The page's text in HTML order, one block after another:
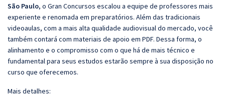
São Paulo, o Gran Concursos escalou a equipe de professores mais
experiente e renomada em preparatórios. Além das tradicionais
videoaulas, com a mais alta qualidade audiovisual do mercado, você
também contará com materiais de apoio em PDF. Dessa forma, o
alinhamento e o compromisso com o que há de mais técnico e
fundamental para seus estudos estarão sempre à sua disposição no
curso que oferecemos.
Mais detalhes: